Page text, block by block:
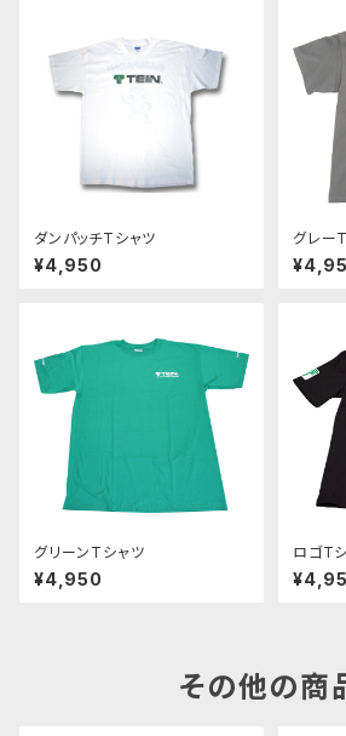
ダンパッチTシャツ
¥4,950
グレー
グリーンTシャツ
¥4,950
ロゴT
その他の商